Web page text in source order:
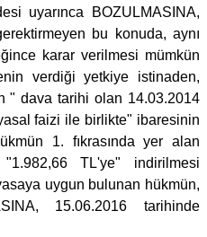
uyarınca BOZULMASINA,
bu konuda, aynı
karar verilmesi mümkün
verdiği yetkiye istinaden,
" dava tarihi olan 14.03.2014
faizi ile birlikte" ibaresinin
1. fıkrasında yer alan
"1.982,66 TL'ye" indirilmesi
uygun bulunan hükmün,
15.06.2016 tarihinde